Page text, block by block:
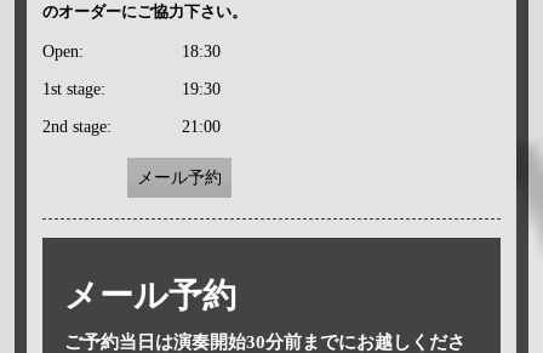
のオーダーにご協力下さい。
Open: 18:30
1st stage: 19:30
2nd stage: 21:00
メール予約
メール予約
ご予約当日は演奏開始30分前までにお越しくださ